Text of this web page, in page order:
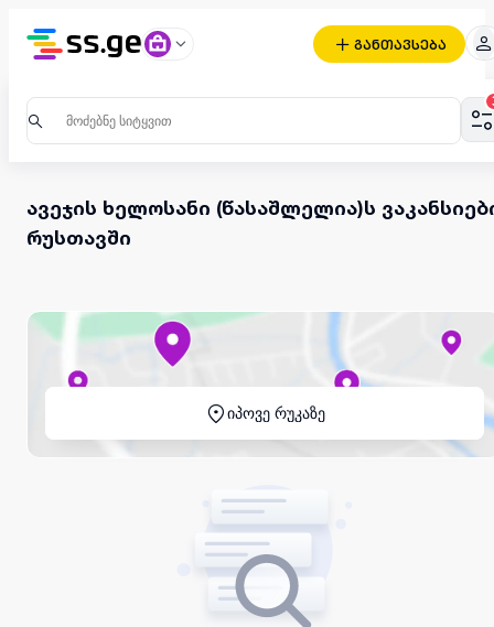
განთავსება
ავეჯის ხელოსანი (წასაშლელია)ს
რუსთავში
იპოვე რუკაზე